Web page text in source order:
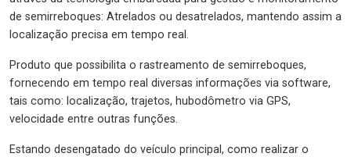
de semirreboques: Atrelados ou desatrelados, mantendo assim a
localização precisa em tempo real.
Produto que possibilita o rastreamento de semirreboques,
fornecendo em tempo real diversas informações via software,
tais como: localização, trajetos, hubodômetro via GPS,
velocidade entre outras funções.
Estando desengatado do veículo principal, como realizar o